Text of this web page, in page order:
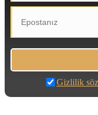
Gizlilik